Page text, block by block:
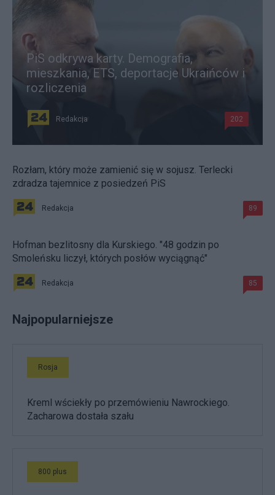
PiS odkrywa karty. Demografia,
mieszkania, ETS, deportacje Ukraińców i
rozliczenia
Redakcja 202
Rozłam, który może zamienić się w sojusz. Terlecki
zdradza tajemnice z posiedzeń PiS
Redakcja 89
Hofman bezlitosny dla Kurskiego. "48 godzin po
Smoleńsku liczył, których posłów wyciągnąć"
Redakcja 85
Najpopularniejsze
Rosja
Kreml wściekły po przemówieniu Nawrockiego.
Zacharowa dostała szału
800 plus